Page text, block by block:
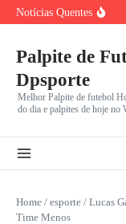
Ir para o conteúdo
Notícias Quentes
Palpite de
Dpsporte
Melhor Palpite de futebol
do dia e palpites de hoje no
Home / esporte / Lucas
Time Menos